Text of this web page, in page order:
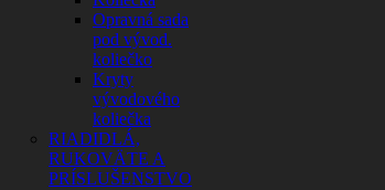
Opravná sada
pod vývod.
koliečko
Kryty
vývodového
koliečka
RIADIDLÁ,
RUKOVÄTE A
PRÍSLUŠENSTVO